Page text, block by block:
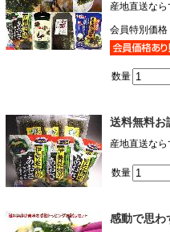
産地直送な
会員特別価格
数量
送料無料お
産地直送な
数量
感動で思わ